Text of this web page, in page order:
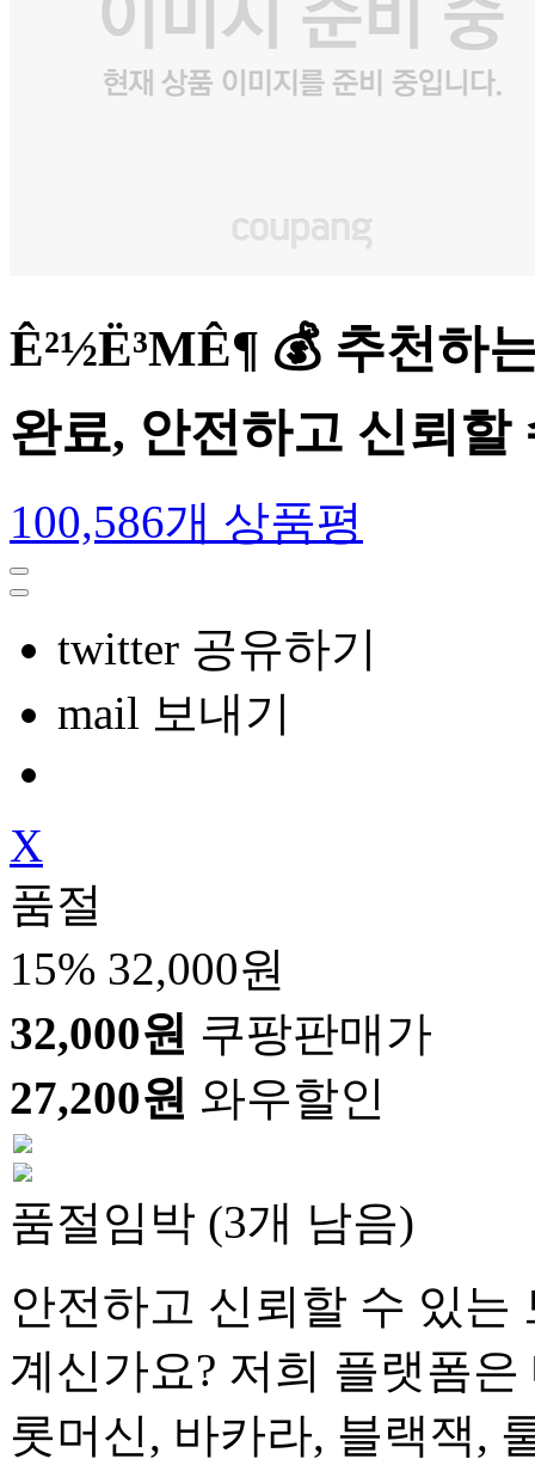
Ê²½Ë³ΜÊ¶ 💰 추천하
완료, 안전하고 신뢰할
100,586개 상품평
twitter 공유하기
mail 보내기
X
품절
15% 32,000원
32,000원 쿠팡판매가
27,200원 와우할인
품절임박 (3개 남음)
안전하고 신뢰할 수 있는
계신가요? 저희 플랫폼
롯머신, 바카라, 블랙잭,